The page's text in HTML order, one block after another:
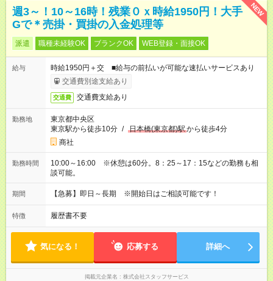
NEW
週3～！10～16時！残業０ｘ時給1950円！大手
Gで＊売掛・買掛の入金処理等
派遣 職種未経験OK ブランクOK WEB登録・面接OK
給与
時給1950円＋交 ■給与の前払いが可能な速払いサービスあり
交通費別途支給あり
交通費 交通費支給あり
勤務地
東京都中央区
東京駅から徒歩10分 / 日本橋(東京都)駅から徒歩4分
商社
勤務時間
10:00～16:00 ※休憩は60分。8：25～17：15などの勤務も相
談可能。
期間 【急募】即日～長期 ※開始日はご相談可能です！
特徴 履歴書不要
気になる！ 応募する 詳細へ
掲載元企業名 株式会社スタッフサービス